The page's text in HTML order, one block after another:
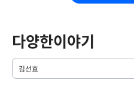
다양한이야기